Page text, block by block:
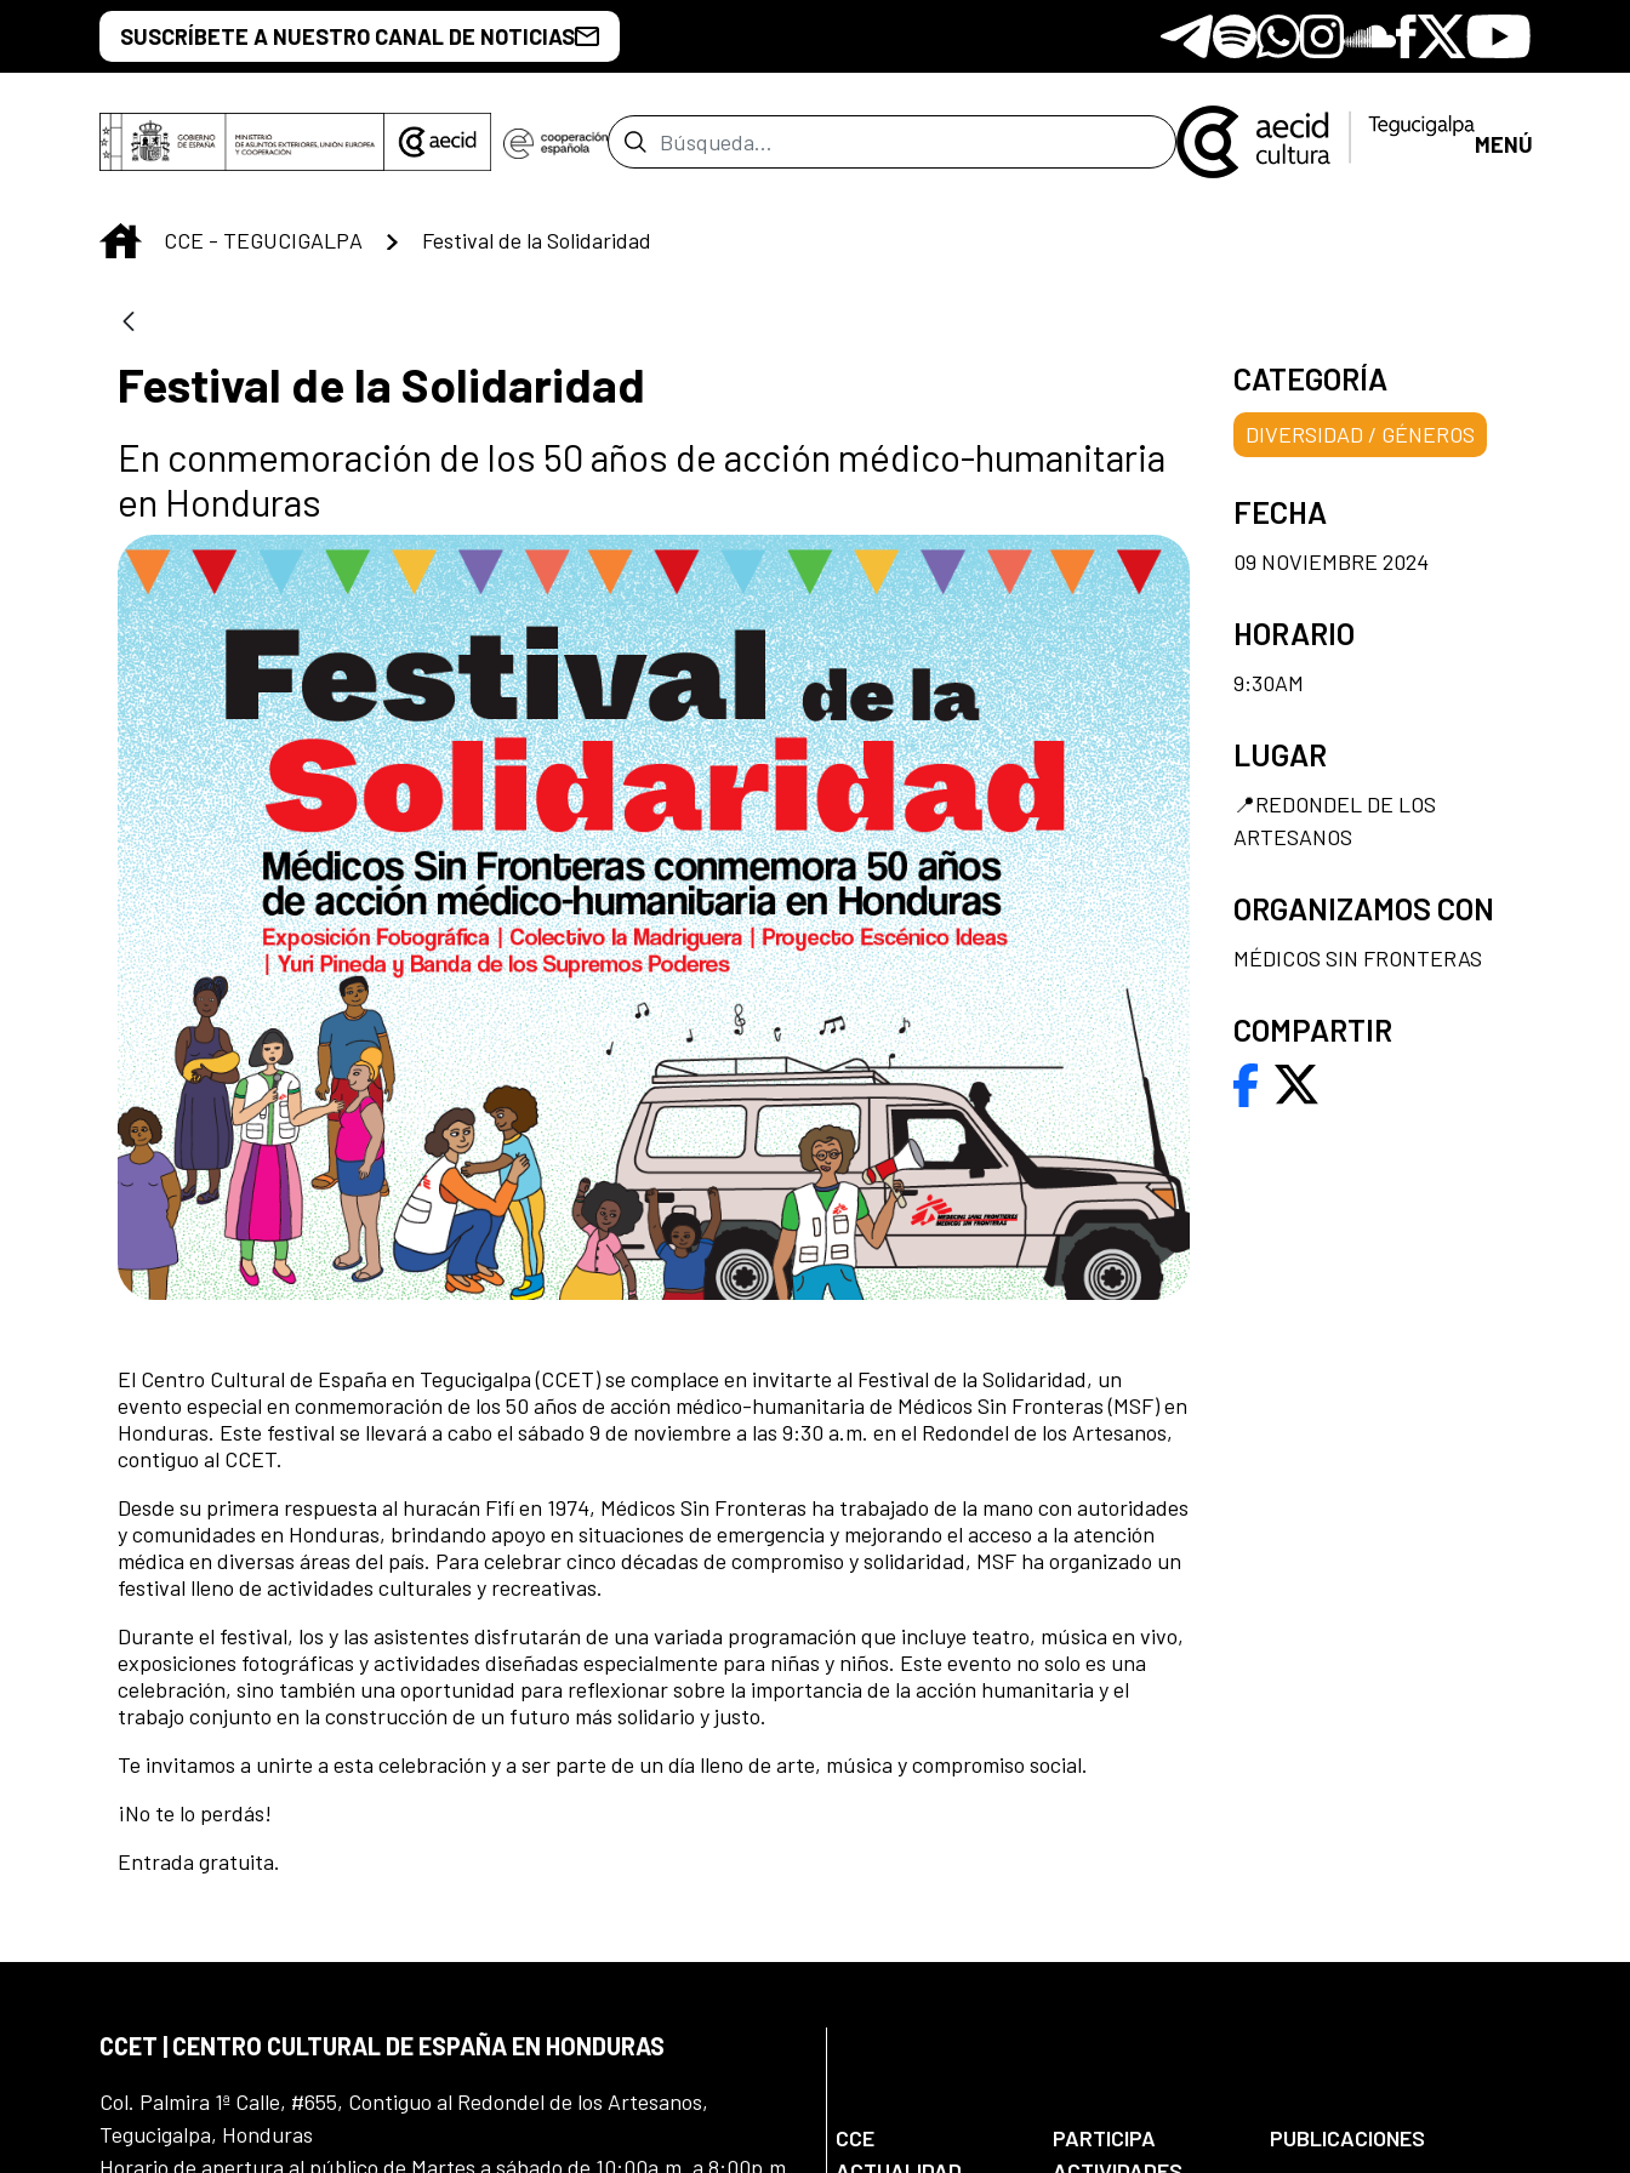
Saltar al contenido principal
SUSCRÍBETE A NUESTRO CANAL DE NOTICIAS Telegram
SpotifyWhatsapp
Instagram
Soundclore
Facebook
X Youtube
Barra de búsqueda MENÚ
INICIO
CCE - TEGUCIGALPA Festival de la Solidaridad
Festival de la Solidaridad
En conmemoración de los 50 años de acción médico-humanitaria
en Honduras
El Centro Cultural de España en Tegucigalpa (CCET) se complace en invitarte al Festival de la Solidaridad, un
evento especial en conmemoración de los 50 años de acción médico-humanitaria de Médicos Sin Fronteras (MSF) en
Honduras. Este festival se llevará a cabo el sábado 9 de noviembre a las 9:30 a.m. en el Redondel de los Artesanos,
contiguo al CCET.
Desde su primera respuesta al huracán Fifí en 1974, Médicos Sin Fronteras ha trabajado de la mano con autoridades
y comunidades en Honduras, brindando apoyo en situaciones de emergencia y mejorando el acceso a la atención
médica en diversas áreas del país. Para celebrar cinco décadas de compromiso y solidaridad, MSF ha organizado un
festival lleno de actividades culturales y recreativas.
Durante el festival, los y las asistentes disfrutarán de una variada programación que incluye teatro, música en vivo,
exposiciones fotográficas y actividades diseñadas especialmente para niñas y niños. Este evento no solo es una
celebración, sino también una oportunidad para reflexionar sobre la importancia de la acción humanitaria y el
trabajo conjunto en la construcción de un futuro más solidario y justo.
Te invitamos a unirte a esta celebración y a ser parte de un día lleno de arte, música y compromiso social.
¡No te lo perdás!
Entrada gratuita.
CATEGORÍA
DIVERSIDAD / GÉNEROS
FECHA
09 NOVIEMBRE 2024
HORARIO
9:30AM
LUGAR
📍REDONDEL DE LOS
ARTESANOS
ORGANIZAMOS CON
MÉDICOS SIN FRONTERAS
COMPARTIR
CCET | CENTRO CULTURAL DE ESPAÑA EN HONDURAS
Col. Palmira 1ª Calle, #655, Contiguo al Redondel de los Artesanos,
Tegucigalpa, Honduras
Horario de apertura al público de Martes a sábado de 10:00a.m. a 8:00p.m
CCE PARTICIPA
PUBLICACIONES